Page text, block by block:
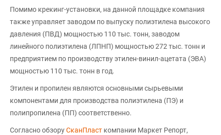
Помимо крекинг-установки, на данной площадке компания
также управляет заводом по выпуску полиэтилена высокого
давления (ПВД) мощностью 110 тыс. тонн, заводом
линейного полиэтилена (ЛПНП) мощностью 272 тыс. тонн и
предприятием по производству этилен-винил-ацетата (ЭВА)
мощностью 110 тыс. тонн в год.
Этилен и пропилен являются основными сырьевыми
компонентами для производства полиэтилена (ПЭ) и
полипропилена (ПП) соответственно.
Согласно обзоруСканПласт компании Маркет Репорт,